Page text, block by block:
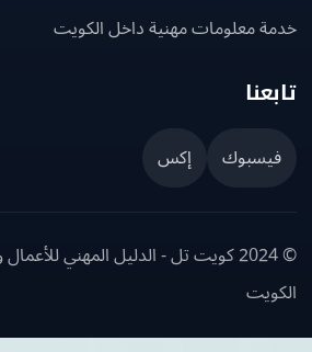
معلومات مهنية داخل الكويت
إكس
© 2024 كويت تل - الدليل المهني للأعمال